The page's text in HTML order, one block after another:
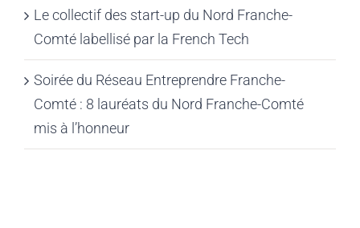
Le collectif des start-up du Nord Franche-
Comté labellisé par la French Tech
Soirée du Réseau Entreprendre Franche-
Comté : 8 lauréats du Nord Franche-Comté
mis à l’honneur